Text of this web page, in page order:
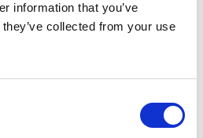
information that you’ve
collected from your use